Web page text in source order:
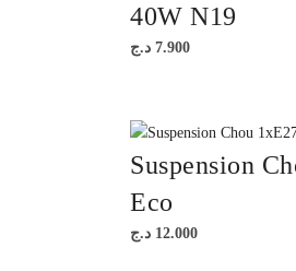
40W N19
7.900 د.ج
Suspension
Eco
12.000 د.ج